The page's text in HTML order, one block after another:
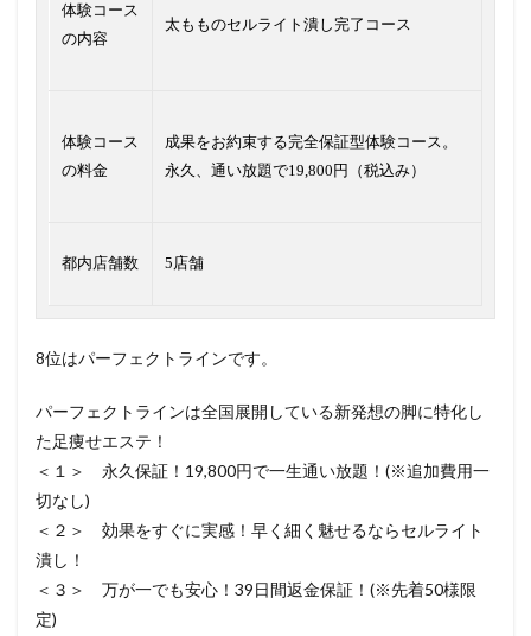
体験コース
の内容
太もものセルライト潰し完了コース
体験コース
の料金
成果をお約束する完全保証型体験コース。
永久、通い放題で19,800円（税込み）
都内店舗数 5店舗
8位はパーフェクトラインです。
パーフェクトラインは全国展開している新発想の脚に特化し
た足痩せエステ！
＜１＞ 永久保証！19,800円で一生通い放題！(※追加費用一
切なし)
＜２＞ 効果をすぐに実感！早く細く魅せるならセルライト
潰し！
＜３＞ 万が一でも安心！39日間返金保証！(※先着50様限
定)